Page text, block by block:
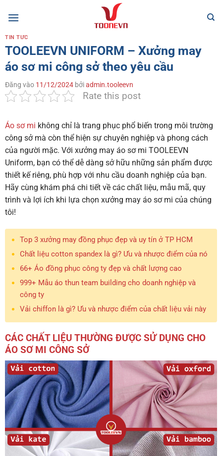
qua
TIN TỨC
TOOLEEVN UNIFORM – Xưởng may
áo sơ mi công sở theo yêu cầu
Đăng vào 11/12/2024 bởiadmin.tooleevn
Rate this post
Áo sơ mi không chỉ là trang phục phổ biến trong môi trường
công sở mà còn thể hiện sự chuyên nghiệp và phong cách
của người mặc. Với xưởng may áo sơ mi TOOLEEVN
Uniform, bạn có thể dễ dàng sở hữu những sản phẩm được
thiết kế riêng, phù hợp với nhu cầu doanh nghiệp của bạn.
Hãy cùng khám phá chi tiết về các chất liệu, mẫu mã, quy
trình và lợi ích khi lựa chọn xưởng may áo sơ mi của chúng
tôi!
Top 3 xưởng may đồng phục đẹp và uy tín ở TP HCM
Chất liệu cotton spandex là gì? Ưu và nhược điểm của nó
66+ Áo đồng phục công ty đẹp và chất lượng cao
999+ Mẫu áo thun team building cho doanh nghiệp và
công ty
Vải chiffon là gì? Ưu và nhược điểm của chất liệu vải này
CÁC CHẤT LIỆU THƯỜNG ĐƯỢC SỬ DỤNG CHO
ÁO SƠ MI CÔNG SỞ